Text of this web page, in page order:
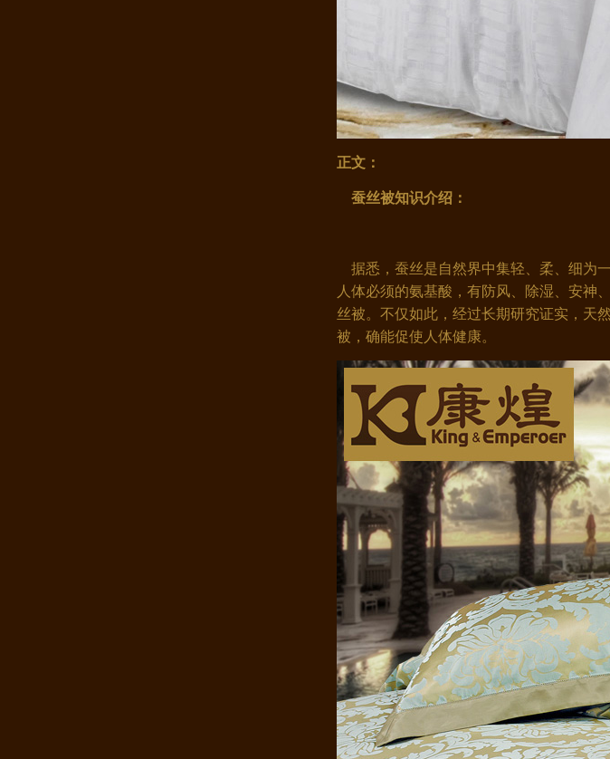
正文：
蚕丝被知识介绍：
据悉，蚕丝是自然界中集轻、柔、细为
人体必须的氨基酸，有防风、除湿、安
丝被。不仅如此，经过长期研究证实，天
被，确能促使人体健康。